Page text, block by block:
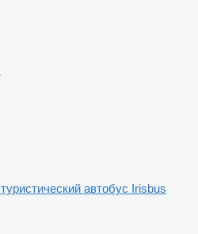
туристический автобус Irisbus